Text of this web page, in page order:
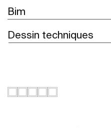
Bim
Dessin techniques